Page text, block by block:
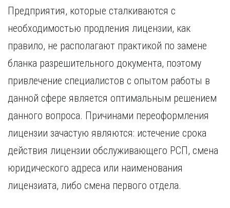
Предприятия, которые сталкиваются с
необходимостью продления лицензии, как
правило, не располагают практикой по замене
бланка разрешительного документа, поэтому
привлечение специалистов с опытом работы в
данной сфере является оптимальным решением
данного вопроса. Причинами переоформления
лицензии зачастую являются: истечение срока
действия лицензии обслуживающего РСП, смена
юридического адреса или наименования
лицензиата, либо смена первого отдела.